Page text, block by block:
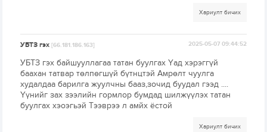
Хариулт бичих
УБТЗ гэх[66.181.186.163] 2025-05-07 09:44:52
УБТЗ гэх байшууллагаа татан буулгах Үад хэрэггүй
баахан татвар төлпөгшүй бүтнцтэй Амрөлт чуулга
худалдаа барилга жуулчны бааз,зочид буудал гээд ....
Үүнийг зах зээлийн гормлор бумдад шилжүүлэх татан
буулгах хэоэгьэй Тээврээ л амйх ёстой
Хариулт бичих